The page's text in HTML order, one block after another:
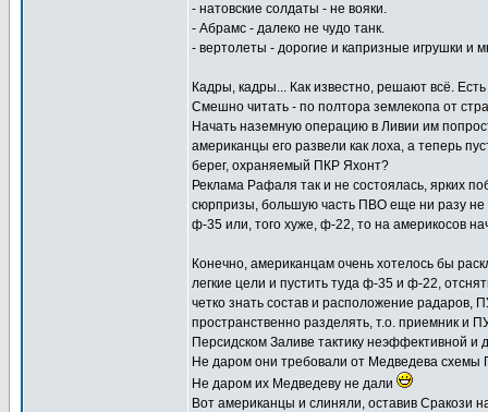
- натовские солдаты - не вояки.
- Абрамс - далеко не чудо танк.
- вертолеты - дорогие и капризные игрушки и
Кадры, кадры... Как известно, решают всё.
Смешно читать - по полтора землекопа от
Начать наземную операцию в Ливии им
американцы его развели как лоха, а теперь
берег, охраняемый ПКР Яхонт?
Реклама Рафаля так и не состоялась, ярких
сюрпризы, большую часть ПВО еще ни разу не
ф-35 или, того хуже, ф-22, то на америкосов
Конечно, американцам очень хотелось бы
легкие цели и пустить туда ф-35 и ф-22,
четко знать состав и расположение радаров,
пространственно разделять, т.о. приемник и
Персидском Заливе тактику неэффективной и
Не даром они требовали от Медведева схемы
Не даром их Медведеву не дали
Вот американцы и слиняли, оставив Сракози